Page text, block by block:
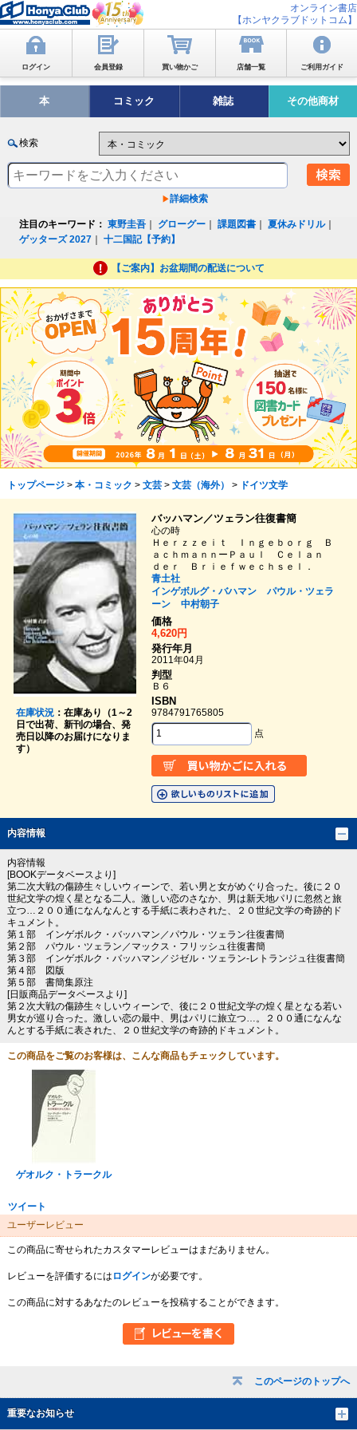
オンライン書店
【ホンヤクラブドットコム】
ログイン 会員登録 買い物かご 店舗一覧 ご利用ガイド
本 コミック 雑誌 その他商材
検索
詳細検索
注目のキーワード： 東野圭吾 グローグー ｜課題図書 ｜夏休みドリル｜
ゲッターズ 2027 ｜十二国記【予約】
【ご案内】お盆期間の配送について
このページのトップへ
重要なお知らせ
トップページ> 本・コミック > 文芸> 文芸（海外） > ドイツ文学
在庫状況：在庫あり（1～2
日で出荷、新刊の場合、発
売日以降のお届けになりま
す）
バッハマン／ツェラン往復書簡
心の時
Ｈｅｒｚｚｅｉｔ Ｉｎｇｅｂｏｒｇ Ｂ
ａｃｈｍａｎｎーＰａｕｌ Ｃｅｌａｎ
ｄｅｒ Ｂｒｉｅｆｗｅｃｈｓｅｌ．
青土社
インゲボルグ・バハマン
パウル・ツェラ
ーン
中村朝子
価格
4,620円
発行年月
2011年04月
判型
Ｂ６
ISBN
9784791765805
点
内容情報
内容情報
[BOOKデータベースより]
第二次大戦の傷跡生々しいウィーンで、若い男と女がめぐり合った。後に２０
世紀文学の煌く星となる二人。激しい恋のさなか、男は新天地パリに忽然と旅
立つ…２００通になんなんとする手紙に表わされた、２０世紀文学の奇跡的ド
キュメント。
第１部 インゲボルク・バッハマン／パウル・ツェラン往復書簡
第２部 パウル・ツェラン／マックス・フリッシュ往復書簡
第３部 インゲボルク・バッハマン／ジゼル・ツェラン‐レトランジュ往復書簡
第４部 図版
第５部 書簡集原注
[日販商品データベースより]
第２次大戦の傷跡生々しいウィーンで、後に２０世紀文学の煌く星となる若い
男女が巡り合った。激しい恋の最中、男はパリに旅立つ…。２００通になんな
んとする手紙に表された、２０世紀文学の奇跡的ドキュメント。
この商品をご覧のお客様は、こんな商品もチェックしています。
ゲオルク・トラークル
ツイート
ユーザーレビュー
この商品に寄せられたカスタマーレビューはまだありません。
レビューを評価するには ログインが必要です。
この商品に対するあなたのレビューを投稿することができます。